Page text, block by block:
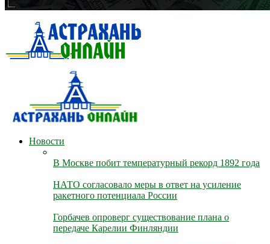
Новости
В Москве побит температурный рекорд 1892 года
НАТО согласовало меры в ответ на усиление
ракетного потенциала России
Горбачев опроверг существование плана о
передаче Карелии Финляндии